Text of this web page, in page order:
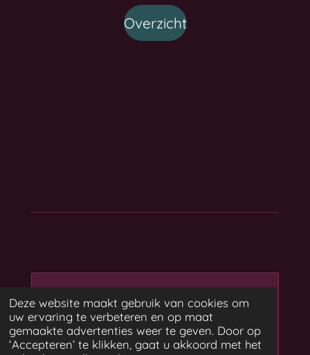
Deze website maakt gebruik van cookies om
uw ervaring te verbeteren en op maat
gemaakte advertenties weer te geven. Door op
‘Accepteren’ te klikken, gaat u akkoord met het
Overzicht
Maak jouw eigen website
met
Webador